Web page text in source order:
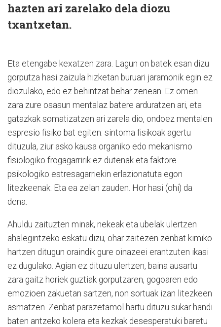
hazten ari zarelako dela diozu
txantxetan.
Eta etengabe kexatzen zara. Lagun on batek esan dizu
gorputza hasi zaizula hizketan buruari jaramonik egin ez
diozulako, edo ez behintzat behar zenean. Ez omen
zara zure osasun mentalaz batere arduratzen ari, eta
gatazkak somatizatzen ari zarela dio, ondoez mentalen
espresio fisiko bat egiten: sintoma fisikoak agertu
dituzula, ziur asko kausa organiko edo mekanismo
fisiologiko frogagarririk ez dutenak eta faktore
psikologiko estresagarriekin erlazionatuta egon
litezkeenak. Eta ea zelan zauden. Hor hasi (ohi) da
dena.
Ahuldu zaituzten minak, nekeak eta ubelak ulertzen
ahalegintzeko eskatu dizu, ohar zaitezen zenbat kimiko
hartzen ditugun oraindik gure oinazeei erantzuten ikasi
ez dugulako. Agian ez dituzu ulertzen, baina ausartu
zara gaitz horiek guztiak gorputzaren, gogoaren edo
emozioen zakuetan sartzen, non sortuak izan litezkeen
asmatzen. Zenbat parazetamol hartu dituzu sukar handi
baten antzeko kolera eta kezkak desesperatuki baretu